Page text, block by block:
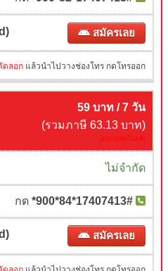
สมัครเลย
ดลอก แล้วนำไปวางช่องโทร กดโทรออก
59 บาท / 7 วัน
(รวมภาษี 63.13 บาท)
(ต่ออายุอัตโนมัติ)
ไม่จำกัด
กด*900*84*17407413#
สมัครเลย